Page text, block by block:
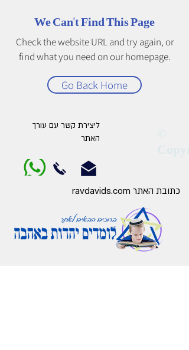
We Can’t Find This Page
Check the website URL and try again, or
find what you need on our homepage.
Go Back Home
ליצירת קשר עם עורך
האתר
כתובת האתר ravdavids.com